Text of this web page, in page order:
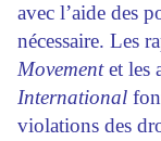
avec l’aide des
nécessaire. Les
Movementet les
International
violations des